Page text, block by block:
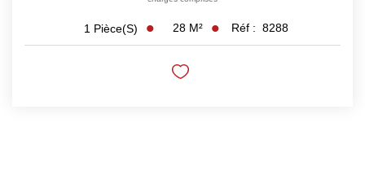
1 Pièce(s) 28 M² Réf : 8288